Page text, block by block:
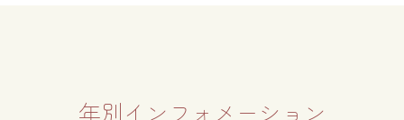
年別インフォメーション